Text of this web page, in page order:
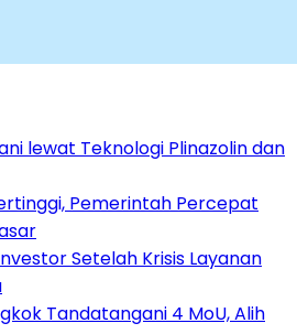
lewat Teknologi Plinazolin dan
Pemerintah Percepat
Setelah Krisis Layanan
Tandatangani 4 MoU, Alih